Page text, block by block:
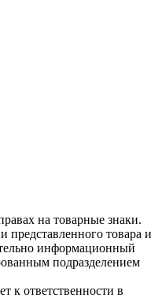
на товарные знаки.
представленного товара и
информационный
подразделением
к ответственности в